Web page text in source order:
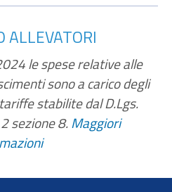
ALLEVATORI
le spese relative alle
sono a carico degli
stabilite dal D.Lgs.
sezione 8.Maggiori